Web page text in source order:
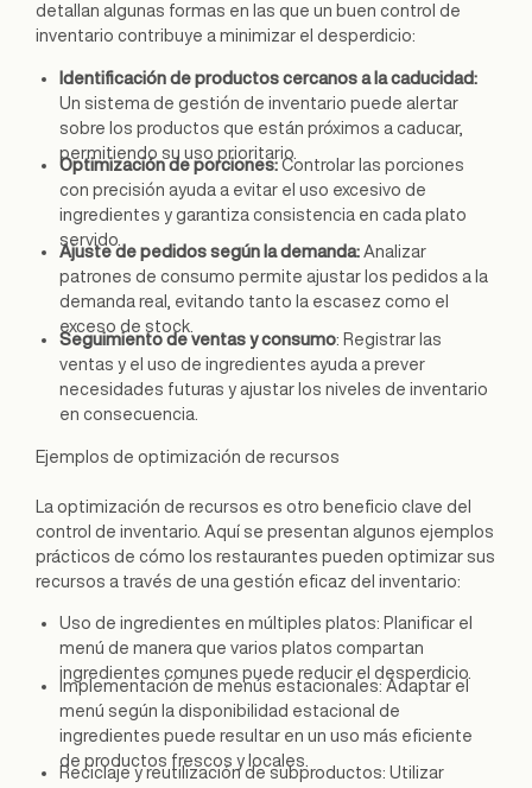
detallan algunas formas en las que un buen control de
inventario contribuye a minimizar el desperdicio:
Identificación de productos cercanos a la caducidad:
Un sistema de gestión de inventario puede alertar
sobre los productos que están próximos a caducar,
permitiendo su uso prioritario.
Optimización de porciones:Controlar las porciones
con precisión ayuda a evitar el uso excesivo de
ingredientes y garantiza consistencia en cada plato
servido.
Ajuste de pedidos según la demanda: Analizar
patrones de consumo permite ajustar los pedidos a la
demanda real, evitando tanto la escasez como el
exceso de stock.
Seguimiento de ventas y consumo: Registrar las
ventas y el uso de ingredientes ayuda a prever
necesidades futuras y ajustar los niveles de inventario
en consecuencia.
Ejemplos de optimización de recursos
La optimización de recursos es otro beneficio clave del
control de inventario. Aquí se presentan algunos ejemplos
prácticos de cómo los restaurantes pueden optimizar sus
recursos a través de una gestión eficaz del inventario:
Uso de ingredientes en múltiples platos: Planificar el
menú de manera que varios platos compartan
ingredientes comunes puede reducir el desperdicio.
Implementación de menús estacionales: Adaptar el
menú según la disponibilidad estacional de
ingredientes puede resultar en un uso más eficiente
de productos frescos y locales.
Reciclaje y reutilización de subproductos: Utilizar